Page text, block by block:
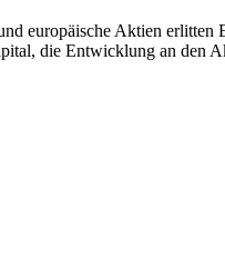
europäische Aktien
die Entwicklung an den